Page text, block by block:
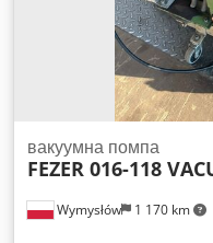
Wymysłów 1 170 km
вакуумна помпа
FEZER 016-118